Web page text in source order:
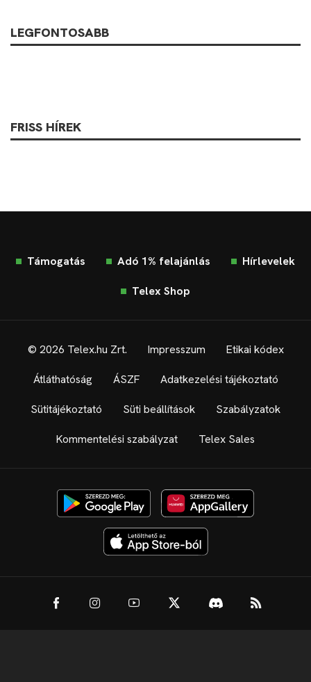
LEGFONTOSABB
FRISS HÍREK
Támogatás Adó 1% felajánlás Hírlevelek
Telex Shop
© 2026 Telex.hu Zrt. Impresszum Etikai kódex
Átláthatóság ÁSZF Adatkezelési tájékoztató
Sütitájékoztató Süti beállítások Szabályzatok
Kommentelési szabályzat Telex Sales